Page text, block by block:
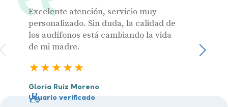
Excelente atención, servicio muy
personalizado. Sin duda, la calidad de
los audífonos está cambiando la vida
de mi madre.
Gloria Ruiz Moreno
Usuario verificado
Julia